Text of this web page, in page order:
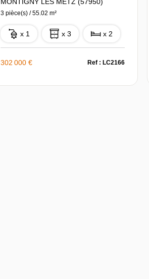
3 pièce(s) / 55.02 m²
x 1 x 3 x 2
302 000 € Ref : LC2166